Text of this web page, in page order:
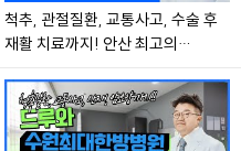
척추, 관절질환, 교통사고, 수술 후
재활 치료까지! 안산 최고의
소개합니다!